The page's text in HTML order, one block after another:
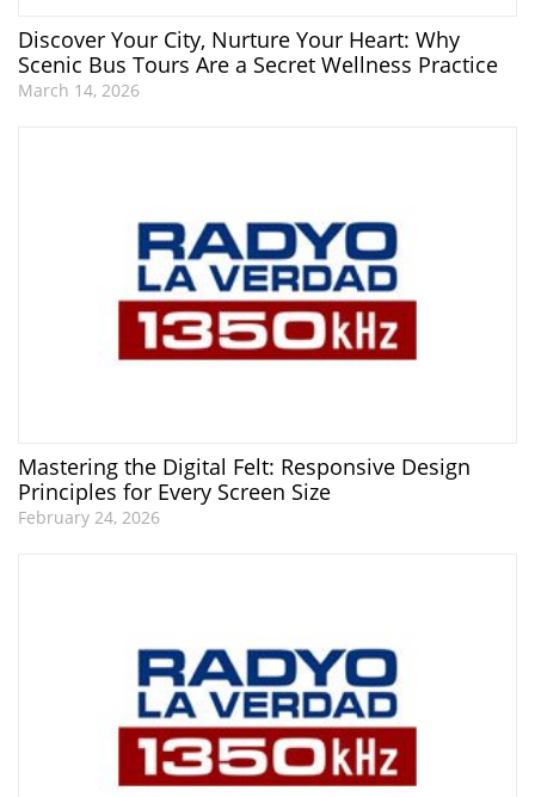
Discover Your City, Nurture Your Heart: Why
Scenic Bus Tours Are a Secret Wellness Practice
March 14, 2026
Mastering the Digital Felt: Responsive Design
Principles for Every Screen Size
February 24, 2026